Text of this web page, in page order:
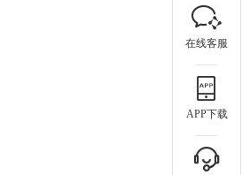
在线客服
APP下载